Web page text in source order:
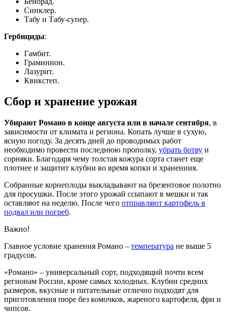
Синклер.
Табу и Табу-супер.
Гербициды:
Гамбит.
Граминион.
Лазурит.
Квикстеп.
Сбор и хранение урожая
Убирают Романо в конце августа или в начале сентября, в
зависимости от климата и региона. Копать лучше в сухую,
ясную погоду. За десять дней до проводимых работ
необходимо провести последнюю прополку, убрать ботву и
сорняки. Благодаря чему толстая кожура сорта станет еще
плотнее и защитит клубни во время копки и хранениия.
Собранные корнеплоды выкладывают на брезентовое полотно
для просушки. После этого урожай ссыпают в мешки и так
оставляют на неделю. После чего отправляют картофель в
подвал или погреб.
Важно!
Главное условие хранения Романо – температура не выше 5
градусов.
«Романо» – универсальный сорт, подходящий почти всем
регионам России, кроме самых холодных. Клубни средних
размеров, вкусные и питательные отлично подходят для
приготовления пюре без комочков, жареного картофеля, фри и
чипсов.